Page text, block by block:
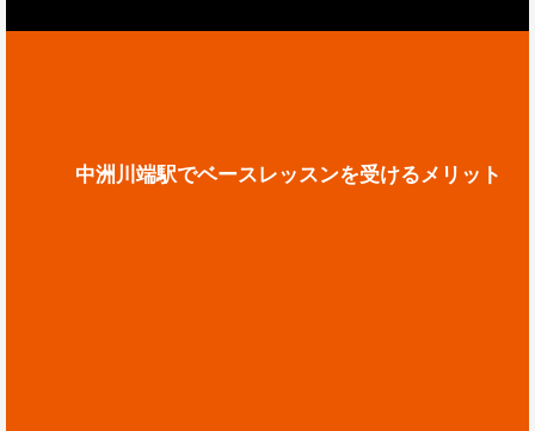
中洲川端駅でベースレッスンを受けるメリット